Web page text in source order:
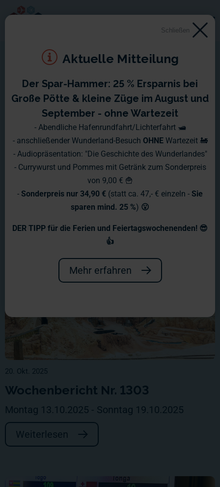
Wochenberichte 2025
Hier erhalten Sie die aktuellsten News
und Infos aus dem Wunderland -
"druckfrisch" jeden Montag!
20. Okt. 2025
Wochenbericht Nr. 1303
Montag 13.10.2025 - Sonntag 19.10.2025
Weiterlesen
Schließen
Aktuelle Mitteilung
Der Spar-Hammer: 25 % Ersparnis bei
Große Pötte & kleine Züge im August und
September - ohne Wartezeit
- Abendliche Hafenrundfahrt/Lichterfahrt 🛥️
- anschließender Wunderland-Besuch OHNE Wartezeit 🚂
- Audiopräsentation: "Die Geschichte des Wunderlandes"
- Currywurst und Pommes mit Getränk zum Sonderpreis
von 9,00 € 🍟
- Sonderpreis nur 34,90 € (statt ca. 47,- € einzeln - Sie
sparen mind. 25 %) 😮
DER TIPP für die Ferien und Feiertagswochenenden! 😎
👍
Mehr erfahren